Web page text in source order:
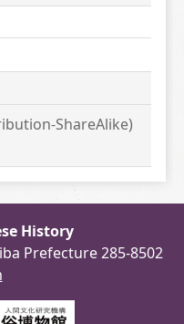
ShareAlike)
History
Prefecture 285-8502